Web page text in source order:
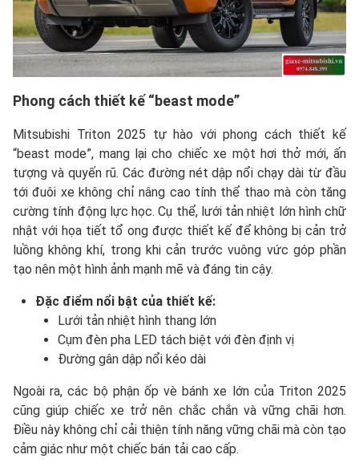
Phong cách thiết kế “beast mode”
Mitsubishi Triton 2025 tự hào với phong cách thiết kế
“beast mode”, mang lại cho chiếc xe một hơi thở mới, ấn
tượng và quyến rũ. Các đường nét dập nổi chạy dài từ đầu
tới đuôi xe không chỉ nâng cao tính thể thao mà còn tăng
cường tính động lực học. Cụ thể, lưới tản nhiệt lớn hình chữ
nhật với họa tiết tổ ong được thiết kế để không bị cản trở
luồng không khí, trong khi cản trước vuông vức góp phần
tạo nên một hình ảnh mạnh mẽ và đáng tin cậy.
Đặc điểm nổi bật của thiết kế:
Lưới tản nhiệt hình thang lớn
Cụm đèn pha LED tách biệt với đèn định vị
Đường gân dập nổi kéo dài
Ngoài ra, các bộ phận ốp vè bánh xe lớn của Triton 2025
cũng giúp chiếc xe trở nên chắc chắn và vững chãi hơn.
Điều này không chỉ cải thiện tính năng vững chãi mà còn tạo
cảm giác như một chiếc bán tải cao cấp.